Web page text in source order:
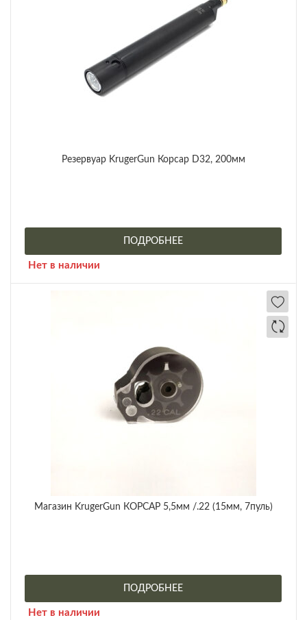
Резервуар KrugerGun Корсар D32, 200мм
ПОДРОБНЕЕ
Нет в наличии
Магазин KrugerGun КОРСАР 5,5мм /.22 (15мм, 7пуль)
ПОДРОБНЕЕ
Нет в наличии